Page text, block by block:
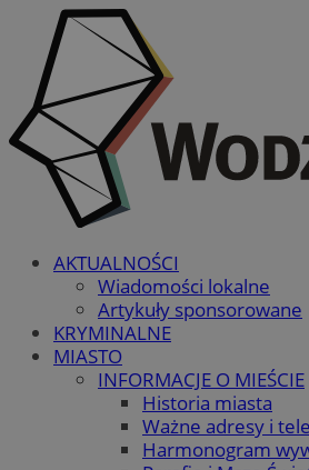
AKTUALNOŚCI
Wiadomości lokalne
Artykuły sponsorowane
KRYMINALNE
MIASTO
INFORMACJE O MIEŚCIE
Historia miasta
Ważne adresy i
Harmonogram